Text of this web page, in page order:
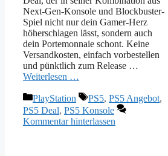
Next-Gen-Konsole und Blockbuster-
Spiel nicht nur dein Gamer-Herz
höherschlagen lässt, sondern auch
dein Portemonnaie schont. Keine
Versandkosten, einfach vorbestellen
und pünktlich zum Release …
Weiterlesen …
Kategorien
PlayStation Schlagwörter
PS5, PS5 Angebot,
PS5 Deal, PS5 Konsole
Kommentar hinterlassen